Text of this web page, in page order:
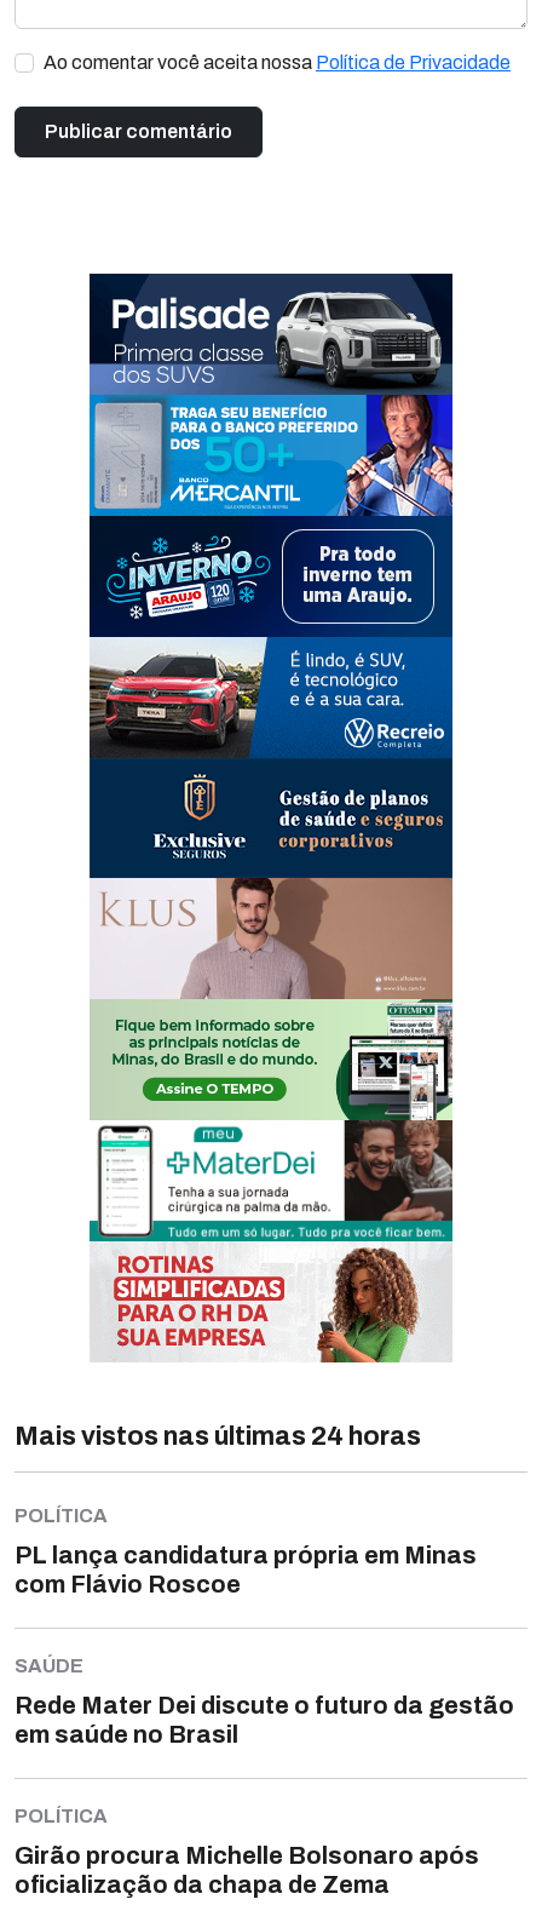
Ao comentar você aceita nossa Política de Privacidade
Mais vistos nas últimas 24 horas
POLÍTICA
PL lança candidatura própria em Minas
com Flávio Roscoe
SAÚDE
Rede Mater Dei discute o futuro da gestão
em saúde no Brasil
POLÍTICA
Girão procura Michelle Bolsonaro após
oficialização da chapa de Zema